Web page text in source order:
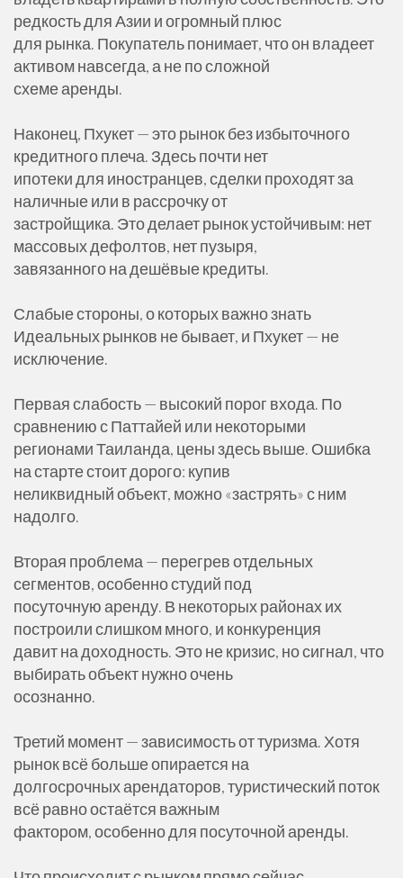
редкость для Азии и огромный плюс
для рынка. Покупатель понимает, что он владеет
активом навсегда, а не по сложной
схеме аренды.
Наконец, Пхукет — это рынок без избыточного
кредитного плеча. Здесь почти нет
ипотеки для иностранцев, сделки проходят за
наличные или в рассрочку от
застройщика. Это делает рынок устойчивым: нет
массовых дефолтов, нет пузыря,
завязанного на дешёвые кредиты.
Слабые стороны, о которых важно знать
Идеальных рынков не бывает, и Пхукет — не
исключение.
Первая слабость — высокий порог входа. По
сравнению с Паттайей или некоторыми
регионами Таиланда, цены здесь выше. Ошибка
на старте стоит дорого: купив
неликвидный объект, можно «застрять» с ним
надолго.
Вторая проблема — перегрев отдельных
сегментов, особенно студий под
посуточную аренду. В некоторых районах их
построили слишком много, и конкуренция
давит на доходность. Это не кризис, но сигнал, что
выбирать объект нужно очень
осознанно.
Третий момент — зависимость от туризма. Хотя
рынок всё больше опирается на
долгосрочных арендаторов, туристический поток
всё равно остаётся важным
фактором, особенно для посуточной аренды.